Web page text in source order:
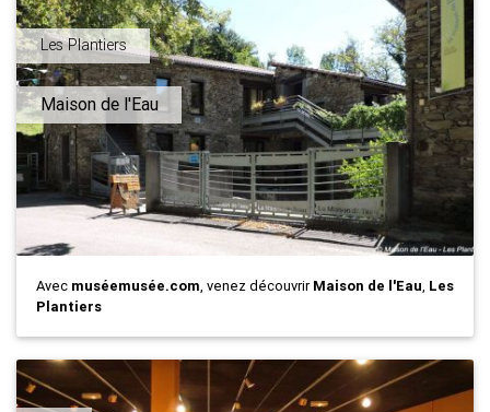
Les Plantiers
Maison de l'Eau
Avec muséemusée.com, venez découvrirMaison de l'Eau, Les
Plantiers